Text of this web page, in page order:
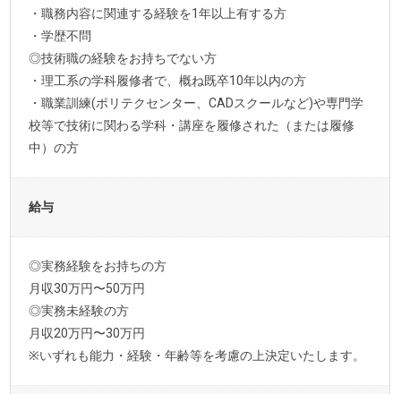
・職務内容に関連する経験を1年以上有する方
・学歴不問
◎技術職の経験をお持ちでない方
・理工系の学科履修者で、概ね既卒10年以内の方
・職業訓練(ポリテクセンター、CADスクールなど)や専門学
校等で技術に関わる学科・講座を履修された（または履修
中）の方
給与
◎実務経験をお持ちの方
月収30万円〜50万円
◎実務未経験の方
月収20万円〜30万円
※いずれも能力・経験・年齢等を考慮の上決定いたします。